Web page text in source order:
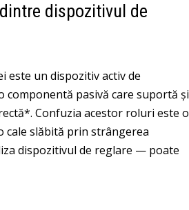
dispozitivul de
este un dispozitiv activ de
componentă pasivă care suportă și
Confuzia acestor roluri este o
cale slăbită prin strângerea
dispozitivul de reglare — poate